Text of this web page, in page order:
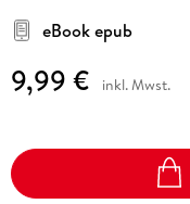
eBook epub
9,99 € inkl. Mwst.